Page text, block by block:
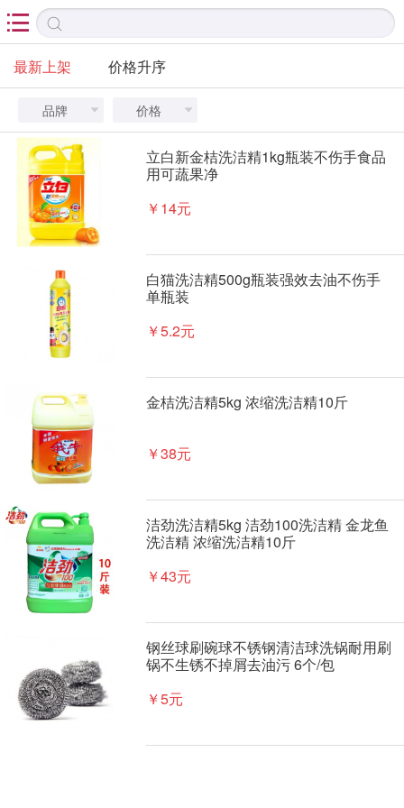

最新上架 价格升序
品牌  价格 
立白新金桔洗洁精1kg瓶装不伤手食品
用可蔬果净
￥14元
白猫洗洁精500g瓶装强效去油不伤手
单瓶装
￥5.2元
金桔洗洁精5kg 浓缩洗洁精10斤
￥38元
洁劲洗洁精5kg 洁劲100洗洁精 金龙鱼
洗洁精 浓缩洗洁精10斤
￥43元
钢丝球刷碗球不锈钢清洁球洗锅耐用刷
锅不生锈不掉屑去油污 6个/包
￥5元